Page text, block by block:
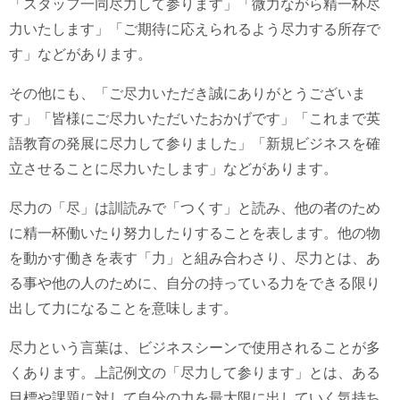
「スタッフ一同尽力して参ります」「微力ながら精一杯尽
力いたします」「ご期待に応えられるよう尽力する所存で
す」などがあります。
その他にも、「ご尽力いただき誠にありがとうございま
す」「皆様にご尽力いただいたおかげです」「これまで英
語教育の発展に尽力して参りました」「新規ビジネスを確
立させることに尽力いたします」などがあります。
尽力の「尽」は訓読みで「つくす」と読み、他の者のため
に精一杯働いたり努力したりすることを表します。他の物
を動かす働きを表す「力」と組み合わさり、尽力とは、あ
る事や他の人のために、自分の持っている力をできる限り
出して力になることを意味します。
尽力という言葉は、ビジネスシーンで使用されることが多
くあります。上記例文の「尽力して参ります」とは、ある